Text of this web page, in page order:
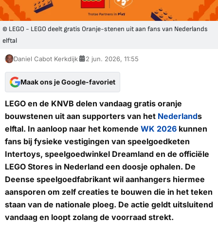
© LEGO - LEGO deelt gratis Oranje-stenen uit aan fans van Nederlands
elftal
Daniel Cabot Kerkdijk 2 jun. 2026, 11:55
Maak ons je Google-favoriet
LEGO en de KNVB delen vandaag gratis oranje
bouwstenen uit aan supporters van het Nederlands
elftal. In aanloop naar het komende WK 2026 kunnen
fans bij fysieke vestigingen van speelgoedketen
Intertoys, speelgoedwinkel Dreamland en de officiële
LEGO Stores in Nederland een doosje ophalen. De
Deense speelgoedfabrikant wil aanhangers hiermee
aansporen om zelf creaties te bouwen die in het teken
staan van de nationale ploeg. De actie geldt uitsluitend
vandaag en loopt zolang de voorraad strekt.